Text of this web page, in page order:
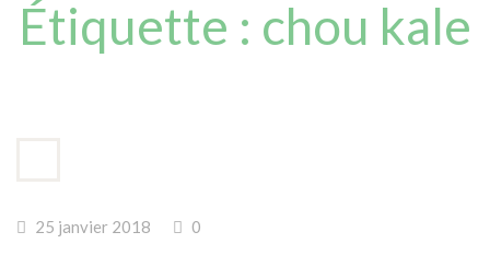
Étiquette : chou kale
25 janvier 2018 0